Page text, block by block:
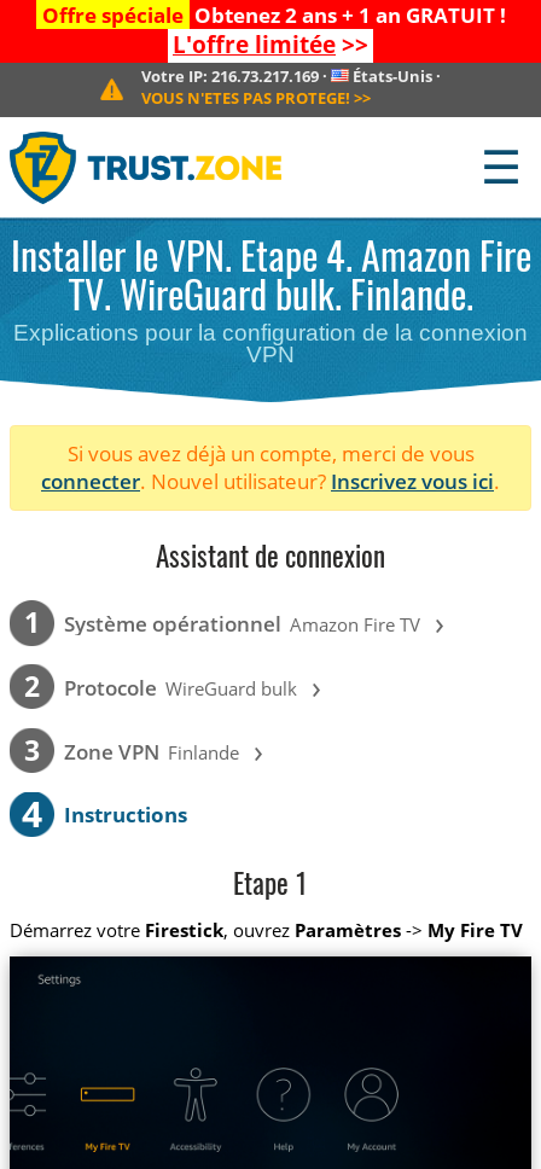
Offre spéciale Obtenez 2 ans + 1 an GRATUIT !
L'offre limitée>>
Votre IP: 216.73.217.169· États-Unis ·
VOUS N'ETES PAS PROTEGE! >>
☰
Installer le VPN. Etape 4. Amazon Fire
TV. WireGuard bulk. Finlande.
Explications pour la configuration de la connexion
VPN
Si vous avez déjà un compte, merci de vous
connecter. Nouvel utilisateur? Inscrivez vous ici.
Assistant de connexion
1 Système opérationnel Amazon Fire TV ›
2 Protocole WireGuard bulk ›
3 Zone VPN Finlande ›
4 Instructions
Etape 1
Démarrez votre Firestick, ouvrez Paramètres-> My Fire TV